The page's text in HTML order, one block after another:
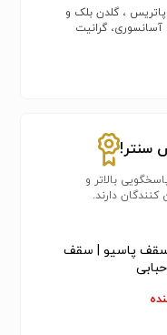
، گلدن بلک و
گرانیت
سنتر!
بالاتر و
دارند.
سقف پاسیو | سقف